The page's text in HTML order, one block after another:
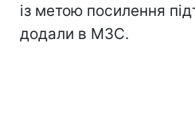
із метою посилення
додали в МЗС.